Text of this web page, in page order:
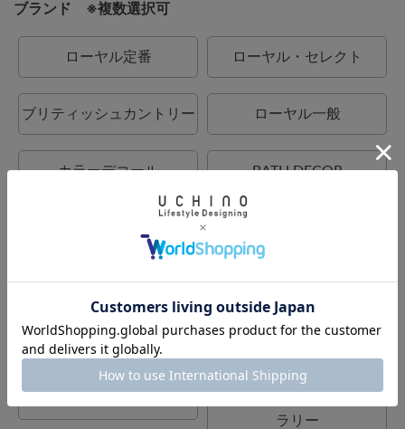
ブランド ※複数選択可
ローヤル定番 ローヤル・セレクト
ブリティッシュカントリー ローヤル一般
カラーデコール BATH DECOR
UCHINO TOUCH UCHINO×mucava
UCHINO art ウチノタオルギャラリー
ラリー